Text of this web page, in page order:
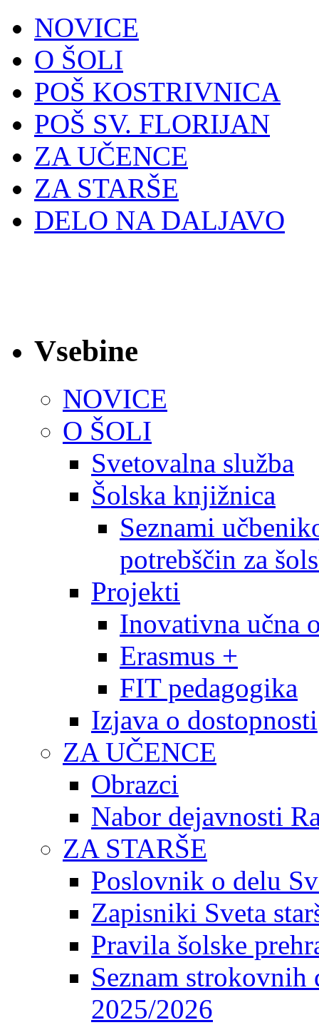
NOVICE
O ŠOLI
POŠ KOSTRIVNICA
POŠ SV. FLORIJAN
ZA UČENCE
ZA STARŠE
DELO NA DALJAVO
Vsebine
NOVICE
O ŠOLI
Svetovalna služba
Šolska knjižnica
Seznami
potrebščin za
Projekti
Inovativna učna
Erasmus +
FIT pedagogika
Izjava o dostopnosti
ZA UČENCE
Obrazci
Nabor dejavnosti
ZA STARŠE
Poslovnik o delu
Zapisniki Sveta
Pravila šolske
Seznam
2025/2026